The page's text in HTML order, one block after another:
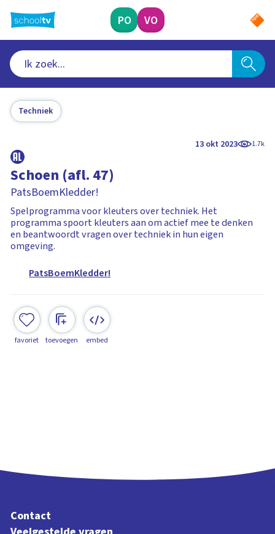
naar
hoofdinhoud
PO VO
Techniek
13 okt 2023 1.7k
Schoen (afl. 47)
PatsBoemKledder!
Spelprogramma voor kleuters over techniek. Het
programma spoort kleuters aan om actief mee te denken
en beantwoordt vragen over techniek in hun eigen
omgeving.
PatsBoemKledder!
favoriet toevoegen embed
Contact